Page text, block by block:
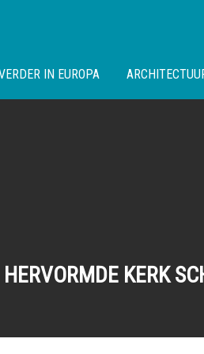
IN EUROPA
HERVORMDE KERK